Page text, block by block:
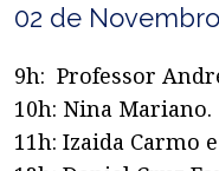
02 de
9h: Professor
10h: Nina Mariano.
11h: Izaida Carmo